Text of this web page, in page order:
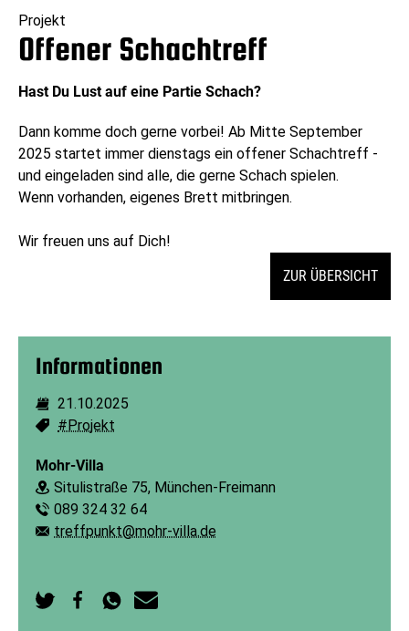
Projekt
Offener Schachtreff
Hast Du Lust auf eine Partie Schach?
Dann komme doch gerne vorbei! Ab Mitte September
2025 startet immer dienstags ein offener Schachtreff -
und eingeladen sind alle, die gerne Schach spielen.
Wenn vorhanden, eigenes Brett mitbringen.
Wir freuen uns auf Dich!
ZUR ÜBERSICHT
Informationen
Dauer:
21.10.2025
Schlagworte:
#Projekt
Mohr-Villa
Ort:
Situlistraße 75, München-Freimann
Telefon:
089 324 32 64
E-Mail:
treffpunkt@mohr-villa.de